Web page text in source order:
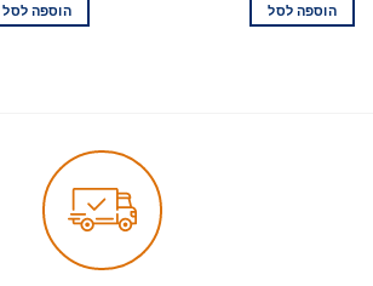
הוספה לסל הוספה לסל